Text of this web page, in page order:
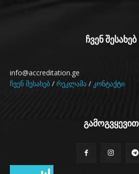
ჩვენ შესახებ
info@accreditation.ge
ჩვენ შესახებ / რეკლამა / კონტაქტი
გამოგვყევით